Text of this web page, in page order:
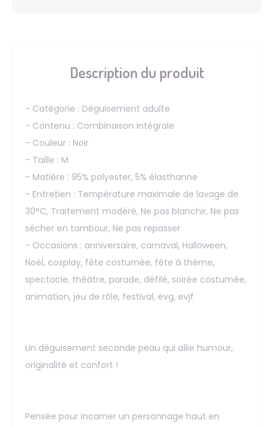
Description du produit
- Catégorie : Déguisement adulte
- Contenu : Combinaison intégrale
- Couleur : Noir
- Taille : M
- Matière : 95% polyester, 5% élasthanne
- Entretien : Température maximale de lavage de
30°C, Traitement modéré, Ne pas blanchir, Ne pas
sécher en tambour, Ne pas repasser
- Occasions : anniversaire, carnaval, Halloween,
Noël, cosplay, fête costumée, fête à thème,
spectacle, théâtre, parade, défilé, soirée costumée,
animation, jeu de rôle, festival, evg, evjf
Un déguisement seconde peau qui allie humour,
originalité et confort !
Pensée pour incarner un personnage haut en